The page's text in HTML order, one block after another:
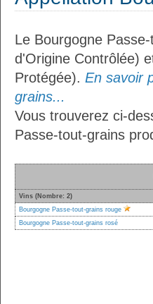
Le Bourgogne
d'Origine Contrôlée)
Protégée). En savoir
grains...
Vous trouverez ci-
Passe-tout-grains
Vins (Nombre: 2)
Bourgogne Passe-tout-grains rouge
Bourgogne Passe-tout-grains rosé